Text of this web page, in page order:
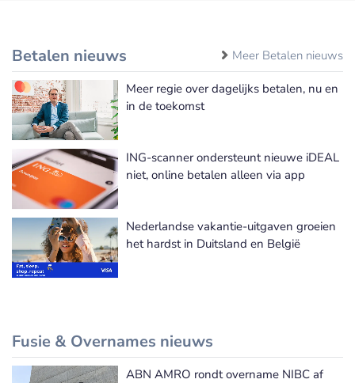
Betalen nieuws Meer Betalen nieuws
Meer regie over dagelijks betalen, nu en
in de toekomst
ING-scanner ondersteunt nieuwe iDEAL
niet, online betalen alleen via app
Nederlandse vakantie-uitgaven groeien
het hardst in Duitsland en België
Fusie & Overnames nieuws
ABN AMRO rondt overname NIBC af